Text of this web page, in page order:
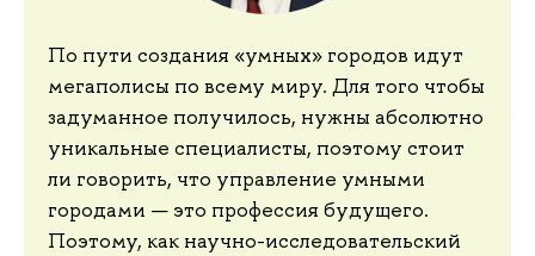
По пути создания «умных» городов идут
мегаполисы по всему миру. Для того чтобы
задуманное получилось, нужны абсолютно
уникальные специалисты, поэтому стоит
ли говорить, что управление умными
городами — это профессия будущего.
Поэтому, как научно-исследовательский